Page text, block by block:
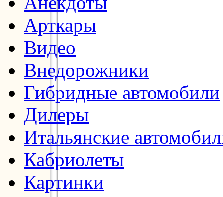
Арткары
Видео
Внедорожники
Гибридные автомобили
Дилеры
Итальянские
Кабриолеты
Картинки